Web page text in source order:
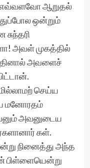
எவ்வளவோ ஆறுதல்
ஒன்றும்
அவள் முகத்தில்
அவளைச்
செய்ய
மனோரதம்
அவனுடைய
கள்.
நினைத்து அந்த
பிள்ளையென்று